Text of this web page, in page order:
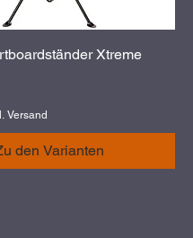
Xtreme
Versand
den Varianten